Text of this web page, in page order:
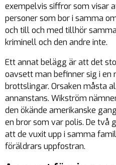
exempelvis siffror som visar
personer som bor i samma
och till och med tillhör
kriminell och den andre inte.
Ett annat belägg är att det
oavsett man befinner sig i en
brottslingar. Orsaken måsta
annanstans. Wikström
den ökände amerikanske
en bror som var polis. De två
att de vuxit upp i samma
föräldrars uppfostran.